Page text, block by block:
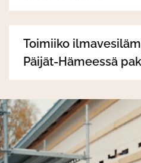
Toimiiko
Päijät-Hämeessä